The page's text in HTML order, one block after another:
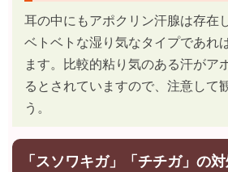
耳の中にもアポクリン汗腺は存在
ベトベトな湿り気なタイプであれ
ます。比較的粘り気のある汗がア
るとされていますので、注意して
う。
「スソワキガ」「チチガ」の